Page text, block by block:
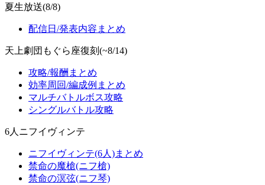
夏生放送(8/8)
配信日/発表内容まとめ
天上劇団もぐら座復刻(~8/14)
攻略/報酬まとめ
効率周回/編成例まとめ
マルチバトルボス攻略
シングルバトル攻略
6人ニフイヴィンテ
ニフイヴィンテ(6人)まとめ
禁命の魔槍(ニフ槍)
禁命の溟弦(ニフ琴)